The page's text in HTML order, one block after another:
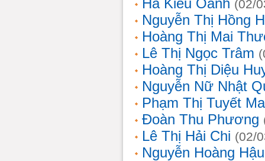
Hà Kiều Oanh (02/
Nguyễn Thị Hồng
Hoàng Thị Mai
Lê Thị Ngọc Trâm
Hoàng Thị Diệu
Nguyễn Nữ Nhật
Phạm Thị Tuyết
Đoàn Thu Phương
Lê Thị Hải Chi (02/
Nguyễn Hoàng Hậu